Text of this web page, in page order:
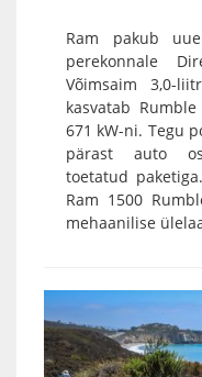
Ram pakub
perekonnale
Võimsaim 3,0-
kasvatab
671 kW-ni. Tegu
pärast auto
toetatud
Ram 1500
mehaanilise